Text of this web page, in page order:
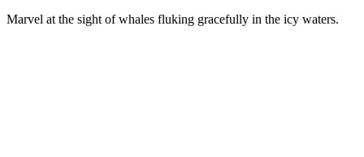
Marvel at the sight of whales fluking gracefully in the icy waters.